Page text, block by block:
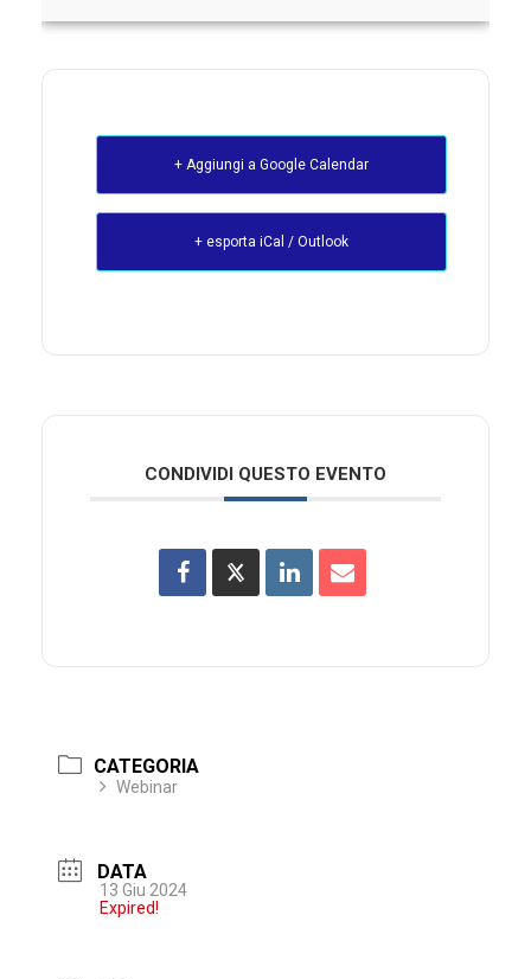
+ Aggiungi a Google Calendar
+ esporta iCal / Outlook
CONDIVIDI QUESTO EVENTO
CATEGORIA
Webinar
DATA
13 Giu 2024
Expired!